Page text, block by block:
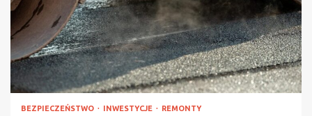
BEZPIECZEŃSTWO INWESTYCJE REMONTY